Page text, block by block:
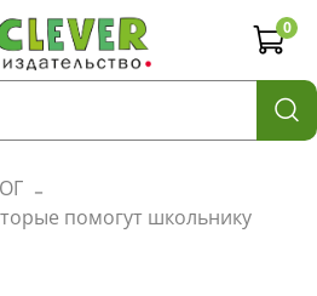
0
помогут школьнику